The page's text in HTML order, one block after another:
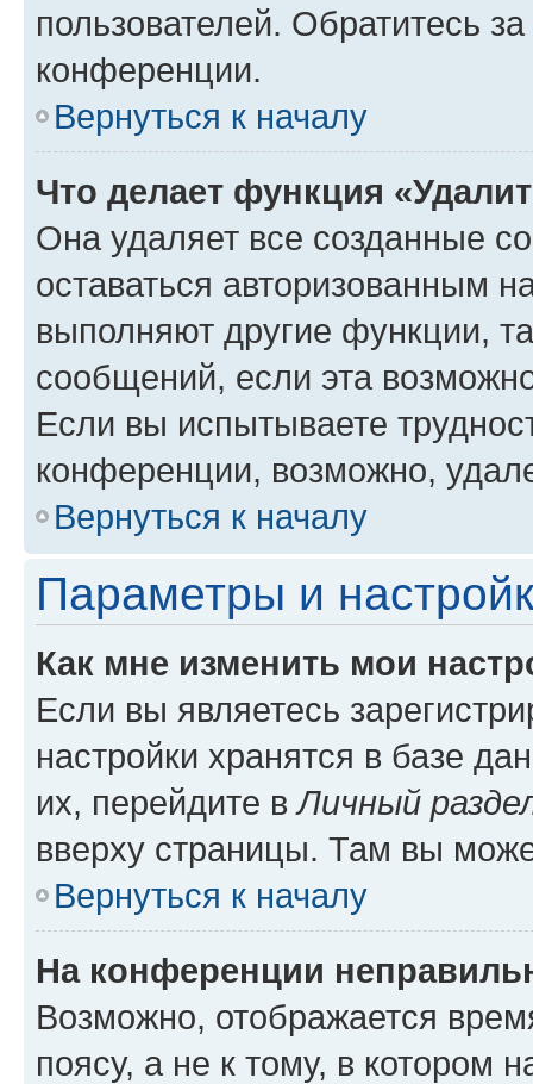
пользователей. Обратитесь
конференции.
Вернуться к началу
Что делает функция
Она удаляет все созданные
оставаться авторизованным
выполняют другие функции,
сообщений, если эта
Если вы испытываете
конференции, возможно,
Вернуться к началу
Параметры и
Как мне изменить мои
Если вы являетесь
настройки хранятся в базе
их, перейдите вЛичный
вверху страницы. Там вы
Вернуться к началу
На конференции
Возможно, отображается
поясу, а не к тому, в котором